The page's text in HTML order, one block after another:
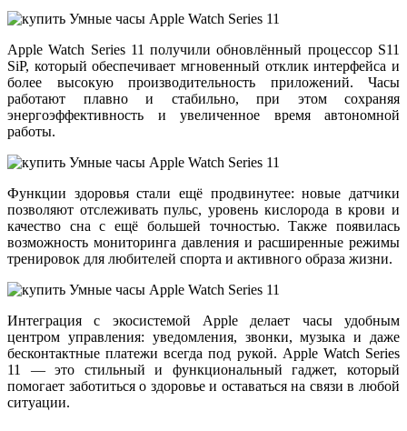
Apple Watch Series 11 получили обновлённый процессор S11
SiP, который обеспечивает мгновенный отклик интерфейса и
более высокую производительность приложений. Часы
работают плавно и стабильно, при этом сохраняя
энергоэффективность и увеличенное время автономной
работы.
Функции здоровья стали ещё продвинутее: новые датчики
позволяют отслеживать пульс, уровень кислорода в крови и
качество сна с ещё большей точностью. Также появилась
возможность мониторинга давления и расширенные режимы
тренировок для любителей спорта и активного образа жизни.
Интеграция с экосистемой Apple делает часы удобным
центром управления: уведомления, звонки, музыка и даже
бесконтактные платежи всегда под рукой. Apple Watch Series
11
— это стильный и функциональный гаджет, который
помогает заботиться о здоровье и оставаться на связи в любой
ситуации.